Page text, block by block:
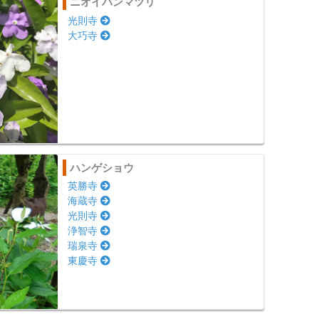
光則寺
大巧寺
ハンゲショウ
英勝寺
海蔵寺
光則寺
浄智寺
瑞泉寺
東慶寺